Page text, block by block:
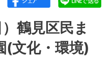
三ツ池公園(文化・環境)
鶴見区民ま
(文化・環境)